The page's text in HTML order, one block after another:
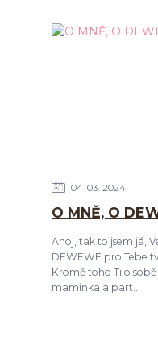
04 03 2024
O MNĚ, O
Ahoj, tak to jsem já,
DEWEWE pro Tebe
Kromě toho Ti o
maminka a part...